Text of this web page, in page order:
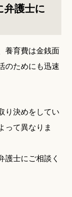
弁護士に
養育費は金銭面
のためにも迅速
り決めをしてい
って異なりま
護士にご相談く